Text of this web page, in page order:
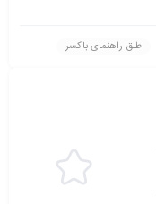
طلق راهنمای باکسر